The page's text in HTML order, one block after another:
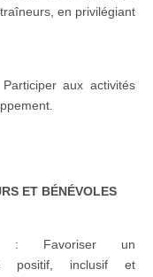
en privilégiant
aux activités
ET BÉNÉVOLES
Favoriser un
positif, inclusif et